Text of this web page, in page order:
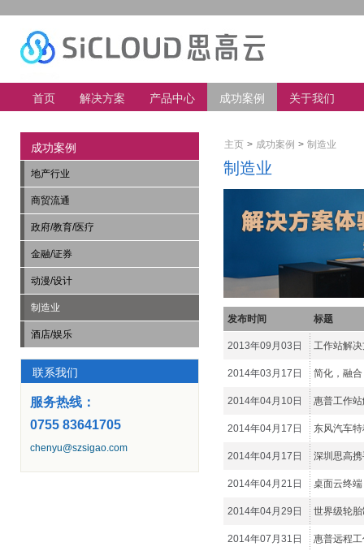
首页 解决方案 产品中心 成功案例 关于我们
成功案例
地产行业
商贸流通
政府/教育/医疗
金融/证券
动漫/设计
制造业
酒店/娱乐
联系我们
服务热线：
0755 83641705
chenyu@szsigao.com
主页 > 成功案例 > 制造业
制造业
发布时间 标题
2013年09月03日 工作站解
2014年03月17日 简化，融
2014年04月10日 惠普工作
2014年04月17日 东风汽车
2014年04月17日 深圳思高
2014年04月21日 桌面云终
2014年04月29日 世界级轮
2014年07月31日 惠普远程